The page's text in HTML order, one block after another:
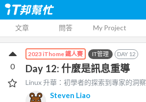
文章 問答 My Project
2023 iThome 鐵人賽 IT管理 DAY 12
Day 12: 什麼是訊息重導
Linux 升華：初學者的探索到專家的洞察
Steven Liao
0